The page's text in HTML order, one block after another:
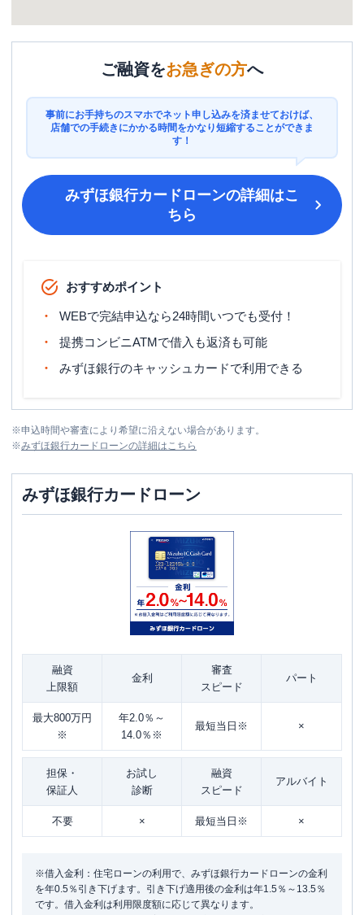
ご融資をお急ぎの方へ
事前にお手持ちのスマホでネット申し込みを済ませておけば、
店舗での手続きにかかる時間をかなり短縮することができま
す！
みずほ銀行カードローンの詳細はこ
ちら
おすすめポイント
WEBで完結申込なら24時間いつでも受付！
提携コンビニATMで借入も返済も可能
みずほ銀行のキャッシュカードで利用できる
※申込時間や審査により希望に沿えない場合があります。
※みずほ銀行カードローンの詳細はこちら
みずほ銀行カードローン
融資
上限額
金利
審査
スピード
パート
最大800万円
※
年2.0％～
14.0％※
最短当日※ ×
担保・
保証人
お試し
診断
融資
スピード
アルバイト
不要 × 最短当日※ ×
※借入金利：住宅ローンの利用で、みずほ銀行カードローンの金利
を年0.5％引き下げます。引き下げ適用後の金利は年1.5％～13.5％
です。借入金利は利用限度額に応じて異なります。